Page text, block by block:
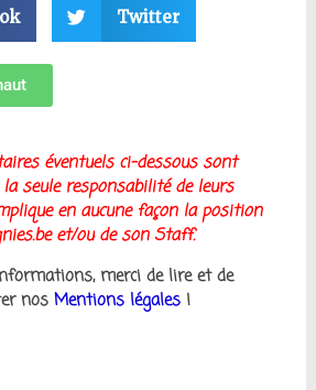
Twitter
éventuels ci-dessous sont
seule responsabilité de leurs
en aucune façon la position
et/ou de son Staff.
merci de lire et de
nosMentions légales!